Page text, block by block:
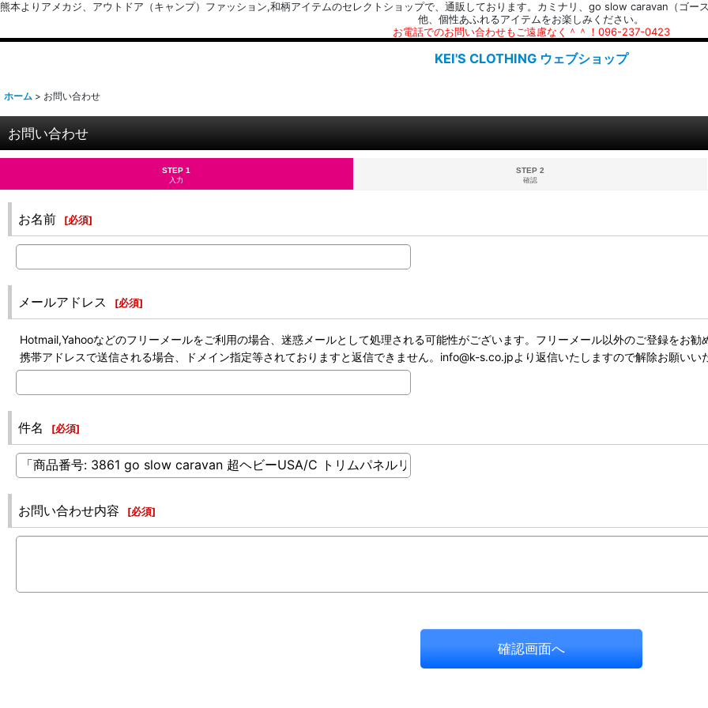
熊本よりアメカジ、アウトドア（キャンプ）ファッション,和柄アイテムのセレクトショップで、通販しております。カミナリ、go slow caravan（ゴー
他、個性あふれるアイテムをお楽しみください。
お電話でのお問い合わせもご遠慮なく＾＾！096-237-0423
KEI'S CLOTHING ウェブショップ
ホーム > お問い合わせ
お問い合わせ
STEP 1
入力
STEP 2
確認
お名前 [必須]
メールアドレス [必須]
Hotmail,Yahooなどのフリーメールをご利用の場合、迷惑メールとして処理される可能性がございます。フリーメール以外のご登録をお勧
携帯アドレスで送信される場合、ドメイン指定等されておりますと返信できません。info@k-s.co.jpより返信いたしますので解除お願いい
件名 [必須]
お問い合わせ内容 [必須]
確認画面へ